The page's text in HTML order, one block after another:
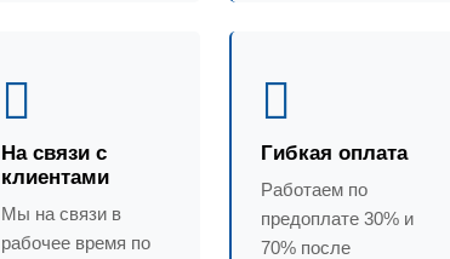
На связи с
клиентами
Мы на связи в
рабочее время по
Гибкая оплата
Работаем по
предоплате 30% и
70% после